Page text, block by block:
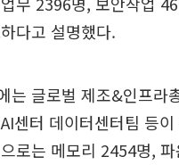
다고 설명했다.
는 글로벌 제조&인프라
센터 데이터센터팀 등
로는 메모리 2454명,